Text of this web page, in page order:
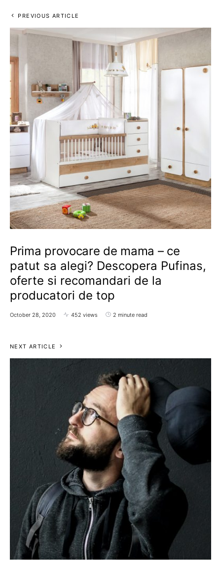
PREVIOUS ARTICLE
Prima provocare de mama – ce
patut sa alegi? Descopera Pufinas,
oferte si recomandari de la
producatori de top
October 28, 2020 452 views 2 minute read
NEXT ARTICLE